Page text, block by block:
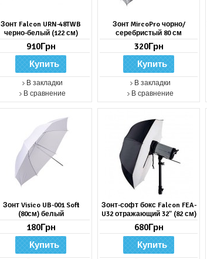
Зонт Falcon URN-48TWB
черно-белый (122 см)
910Грн
В закладки
В сравнение
Зонт MircoPro чорно/
серебристый 80 см
320Грн
В закладки
В сравнение
Зонт Visico UB-001 Soft
(80см) белый
180Грн
Зонт-софт бокс Falcon FEA-
U32 отражающий 32" (82 см)
680Грн